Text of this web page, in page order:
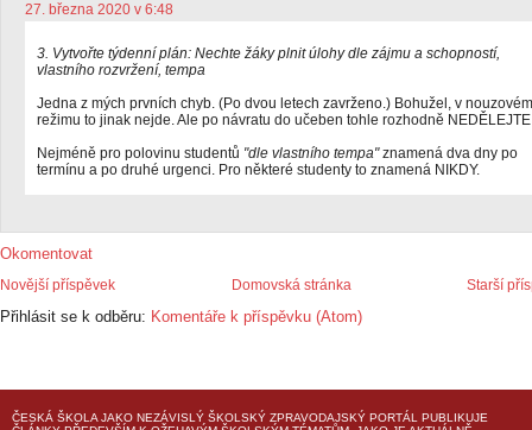
27. března 2020 v 6:48
3. Vytvořte týdenní plán: Nechte žáky plnit úlohy dle zájmu a schopností,
vlastního rozvržení, tempa
Jedna z mých prvních chyb. (Po dvou letech zavrženo.) Bohužel, v nouzovém
režimu to jinak nejde. Ale po návratu do učeben tohle rozhodně
Nejméně pro polovinu studentů "dle vlastního tempa"znamená dva dny po
termínu a po druhé urgenci. Pro některé studenty to znamená NIKDY.
Okomentovat
Novější příspěvek Starší
Domovská stránka
Přihlásit se k odběru: Komentáře k příspěvku (Atom)
ČESKÁ ŠKOLA JAKO NEZÁVISLÝ ŠKOLSKÝ ZPRAVODAJSKÝ PORTÁL PUBLIKUJE